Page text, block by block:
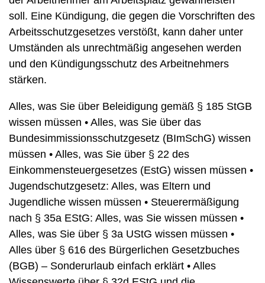
soll. Eine Kündigung, die gegen die Vorschriften des
Arbeitsschutzgesetzes verstößt, kann daher unter
Umständen als unrechtmäßig angesehen werden
und den Kündigungsschutz des Arbeitnehmers
stärken.
Alles, was Sie über Beleidigung gemäß § 185 StGB
wissen müssen • Alles, was Sie über das
Bundesimmissionsschutzgesetz (BImSchG) wissen
müssen • Alles, was Sie über § 22 des
Einkommensteuergesetzes (EstG) wissen müssen •
Jugendschutzgesetz: Alles, was Eltern und
Jugendliche wissen müssen • Steuerermäßigung
nach § 35a EStG: Alles, was Sie wissen müssen •
Alles, was Sie über § 3a UStG wissen müssen •
Alles über § 616 des Bürgerlichen Gesetzbuches
(BGB) – Sonderurlaub einfach erklärt • Alles